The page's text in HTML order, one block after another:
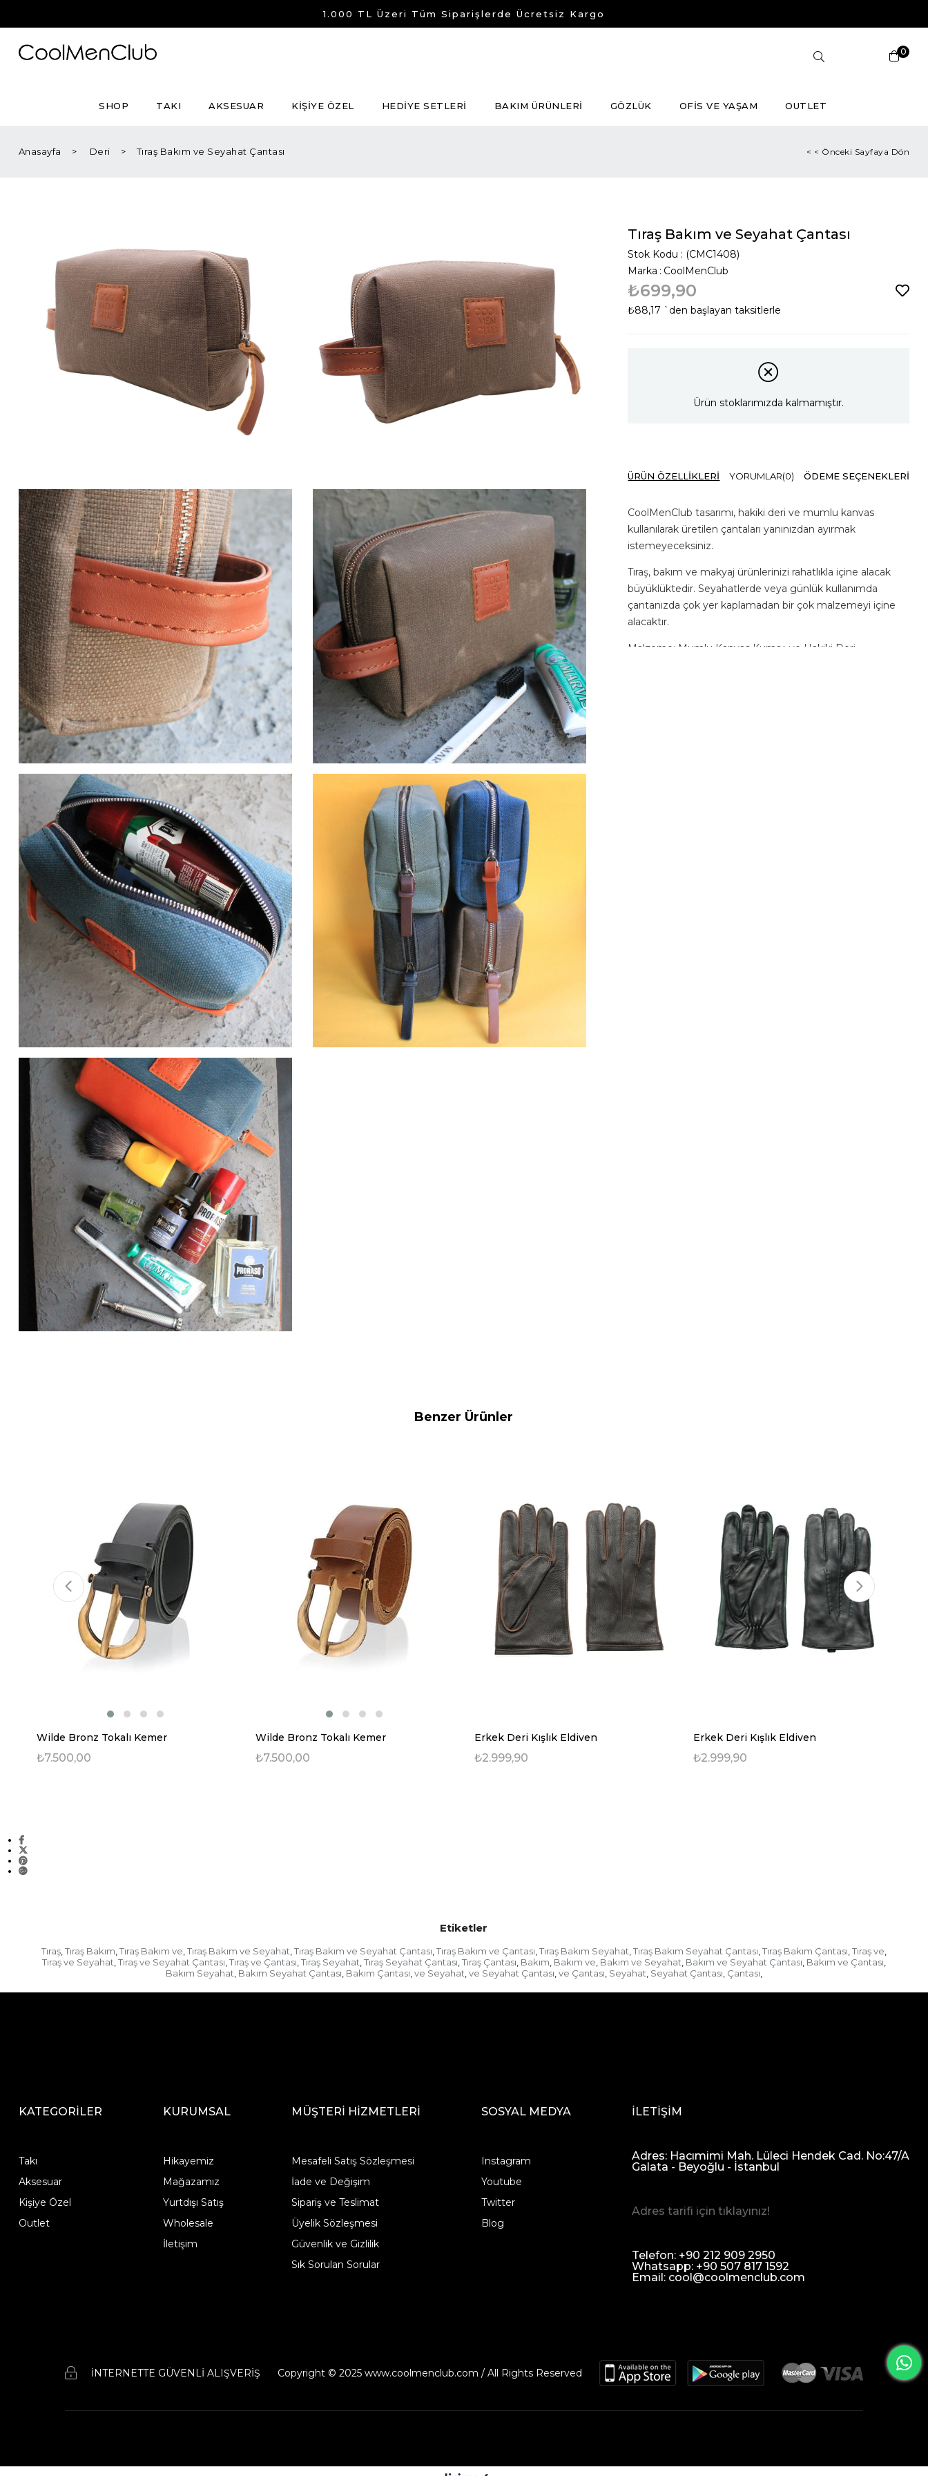
1.000 TL Üzeri Tüm Siparişlerde Ücretsiz Kargo
0
SHOP TAKI AKSESUAR KİŞİYE ÖZEL HEDİYE SETLERİ BAKIM ÜRÜNLERİ GÖZLÜK OFİS VE YAŞAM OUTLET
Anasayfa Deri Tıraş Bakım ve Seyahat Çantası < < Önceki Sayfaya Dön
Tıraş Bakım ve Seyahat Çantası
Stok Kodu
(CMC1408)
Marka : CoolMenClub
₺699,90
₺88,17 `den başlayan taksitlerle
Ürün stoklarımızda kalmamıştır.
ÜRÜN ÖZELLIKLERI YORUMLAR(0) ÖDEME SEÇENEKLERI
CoolMenClub tasarımı, hakiki deri ve mumlu kanvas
kullanılarak üretilen çantaları yanınızdan ayırmak
istemeyeceksiniz.
Tıraş, bakım ve makyaj ürünlerinizi rahatlıkla içine alacak
büyüklüktedir. Seyahatlerde veya günlük kullanımda
çantanızda çok yer kaplamadan bir çok malzemeyi içine
alacaktır.
Malzeme: Mumlu Kanvas Kumaş ve Hakiki Deri
Benzer Ürünler
Wilde Bronz Tokalı Kemer
₺7.500,00
Wilde Bronz Tokalı Kemer
₺7.500,00
Erkek Deri Kışlık Eldiven
₺2.999,90
Erkek Deri Kışlık Eldiven
₺2.999,90
Etiketler
Tıraş, Tıraş Bakım, Tıraş Bakım ve, Tıraş Bakım ve Seyahat, Tıraş Bakım ve Seyahat Çantası, Tıraş Bakım ve Çantası, Tıraş Bakım Seyahat, Tıraş Bakım Seyahat Çantası, Tıraş Bakım Çantası, Tıraş ve,
Tıraş ve Seyahat, Tıraş ve Seyahat Çantası, Tıraş ve Çantası, Tıraş Seyahat, Tıraş Seyahat Çantası, Tıraş Çantası, Bakım, Bakım ve, Bakım ve Seyahat, Bakım ve Seyahat Çantası, Bakım ve Çantası,
Bakım Seyahat, Bakım Seyahat Çantası, Bakım Çantası, ve Seyahat, ve Seyahat Çantası, ve Çantası, Seyahat, Seyahat Çantası, Çantası,
KATEGORİLER
Takı
Aksesuar
Kişiye Özel
Outlet
KURUMSAL
Hikayemiz
Mağazamız
Yurtdışı Satış
Wholesale
İletişim
MÜŞTERİ HİZMETLERİ
Mesafeli Satış Sözleşmesi
İade ve Değişim
Sipariş ve Teslimat
Üyelik Sözleşmesi
Güvenlik ve Gizlilik
Sık Sorulan Sorular
SOSYAL MEDYA
Instagram
Youtube
Twitter
Blog
İLETİŞİM
Adres: Hacımimi Mah. Lüleci Hendek Cad. No:47/A
Galata - Beyoğlu - İstanbul
Adres tarifi için tıklayınız!
Telefon: +90 212 909 2950
Whatsapp: +90 507 817 1592
Email: cool@coolmenclub.com
İNTERNETTE GÜVENLİ ALIŞVERİŞ Copyright © 2025 www.coolmenclub.com / All Rights Reserved